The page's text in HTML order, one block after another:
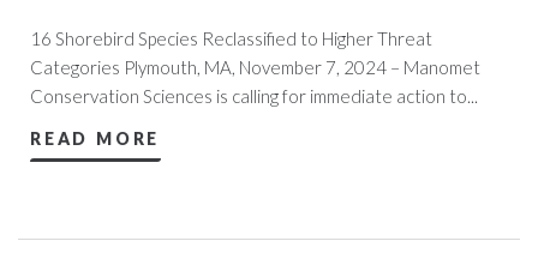
16 Shorebird Species Reclassified to Higher Threat
Categories Plymouth, MA, November 7, 2024 – Manomet
Conservation Sciences is calling for immediate action to...
READ MORE